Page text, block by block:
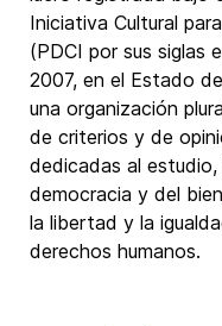
Iniciativa Cultural
(PDCI por sus siglas
2007, en el Estado
una organización
de criterios y de
dedicadas al
democracia y del
la libertad y la
derechos humanos.